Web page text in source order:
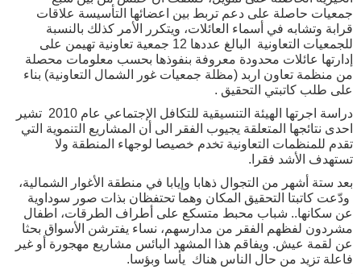
جمعيات حاصلة على دعم تربط بين اعضائها التأسيسة علاقات
قرابة وتشابه في أسماء العائلات، ويتكرر الأمر كذلك بالنسبة
للجمعيات التعاونية البالغ عددها 12 جمعية تعاونية تهيمن على
إدارتها عائلات محدودة معروفة بنفوذها بحسب معلومات محصلة
من منظمة تعاون اربد (مظلة جمعيات غور الشمال التعاونية) بناء
على طلب كاتبتي التحقيق .
دراسة اجرتها الهيئة التنسيقية للتكافل الإجتماعي عام 2010 تشير
احدى نتائجها المتعلقة يجيوب الفقر الى أن المشاريع التنموية التي
تقدم للمنظمات التعاونية تخدم خصيصا لوجهاء المنطقة ولا
تستهدف الأشد فقرا.
بعد ستة أشهر من التجوال ذهابا وإيابا في منطقة الأغوار الشمالية،
ودّعت كاتبتا التحقيق المكان وهما تحتفظان بذات صور سوداوية
عن سكانها.. شباب محبط متسكع على أطراف الطرقات، اطفال
مشردون لفظهم الفقر من مدارسهم، نساء يفترشن الأسواق بحثا
عن لقمة عيش. ويفاقم هذا المشهد البائس مشاريع مهجورة أو غير
فاعلة تزيد من حال الناس هناك يأسا وبؤسا.